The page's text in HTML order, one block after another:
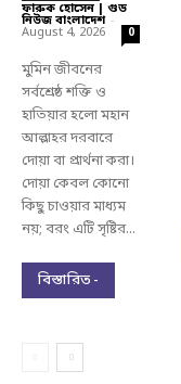
ফারুক হোসেন | গুড
নিউজ বাংলাদেশ -
August 4, 2026 0
মুমিন জীবনের
সর্বশ্রেষ্ঠ শক্তি ও
হাতিয়ার হলো মহান
আল্লাহর দরবারে
দোয়া বা প্রার্থনা করা।
দোয়া কেবল কোনো
কিছু চাওয়ার মাধ্যম
নয়; বরং এটি সৃষ্টির...
বিস্তারিত -